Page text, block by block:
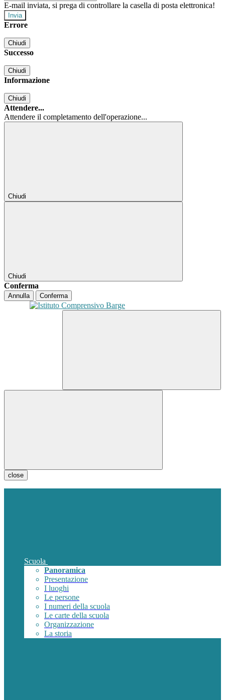
E-mail inviata, si prega di controllare la casella di posta elettronica!
Errore
Chiudi
Successo
Chiudi
Informazione
Chiudi
Attendere...
Attendere il completamento dell'operazione...
Chiudi
Chiudi
Conferma
Annulla Conferma
close
Scuola
Panoramica
Presentazione
I luoghi
Le persone
I numeri della scuola
Le carte della scuola
Organizzazione
La storia